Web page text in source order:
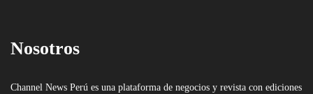
Nosotros
Channel News Perú es una plataforma de negocios y revista con ediciones